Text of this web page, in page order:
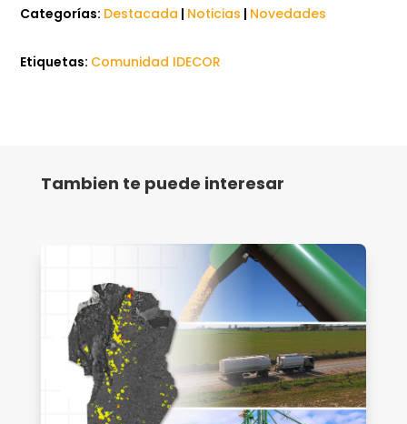
Categorías: Destacada | Noticias | Novedades
Etiquetas: Comunidad IDECOR
Tambien te puede interesar